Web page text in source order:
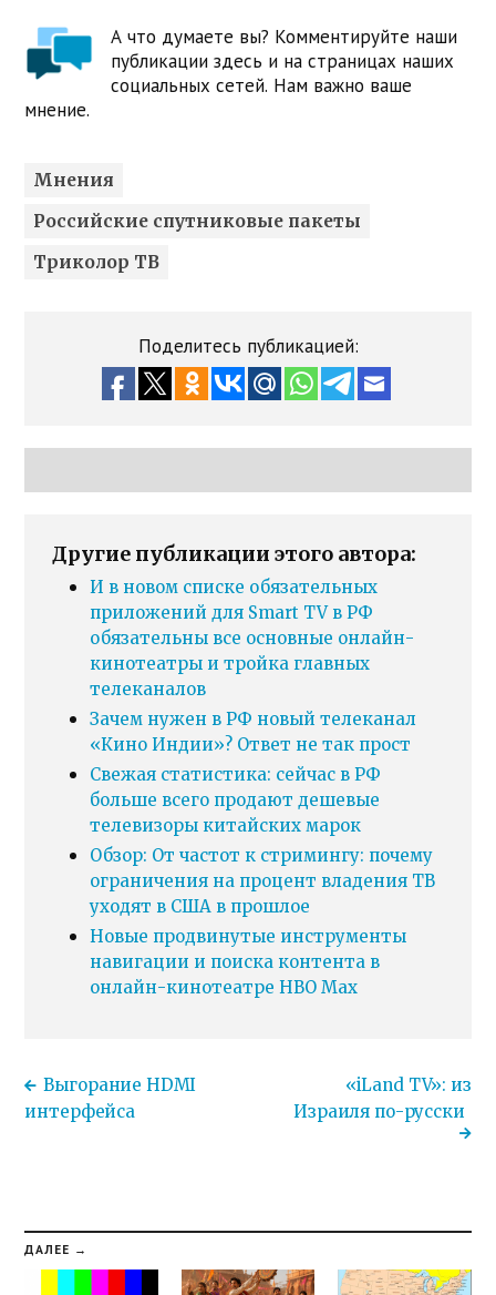
А что думаете вы? Комментируйте наши
публикации здесь и на страницах наших
социальных сетей. Нам важно ваше
мнение.
Мнения
Российские спутниковые пакеты
Триколор ТВ
Поделитесь публикацией:
Другие публикации этого автора:
И в новом списке обязательных
приложений для Smart TV в РФ
обязательны все основные онлайн-
кинотеатры и тройка главных
телеканалов
Зачем нужен в РФ новый телеканал
«Кино Индии»? Ответ не так прост
Свежая статистика: сейчас в РФ
больше всего продают дешевые
телевизоры китайских марок
Обзор: От частот к стримингу: почему
ограничения на процент владения ТВ
уходят в США в прошлое
Новые продвинутые инструменты
навигации и поиска контента в
онлайн-кинотеатре HBO Max
Выгорание HDMI
интерфейса
«iLand TV»: из
Израиля по-русски
ДАЛЕЕ →